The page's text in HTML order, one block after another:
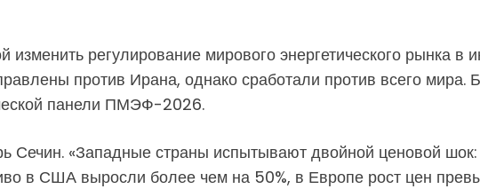
изменить регулирование мирового энергетического рынка
против Ирана, однако сработали против всего мира.
панели ПМЭФ-2026.
Сечин. «Западные страны испытывают двойной ценовой шок:
в США выросли более чем на 50%, в Европе рост цен